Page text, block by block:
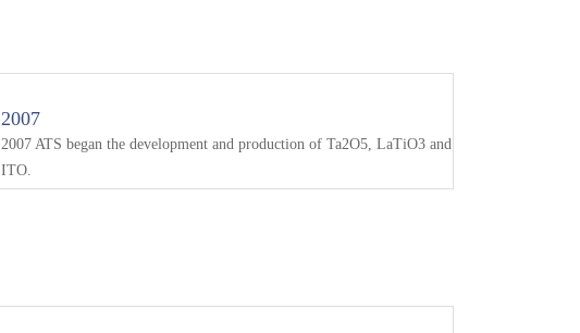
2007
2007 ATS began the development and production of Ta2O5, LaTiO3 and
ITO.